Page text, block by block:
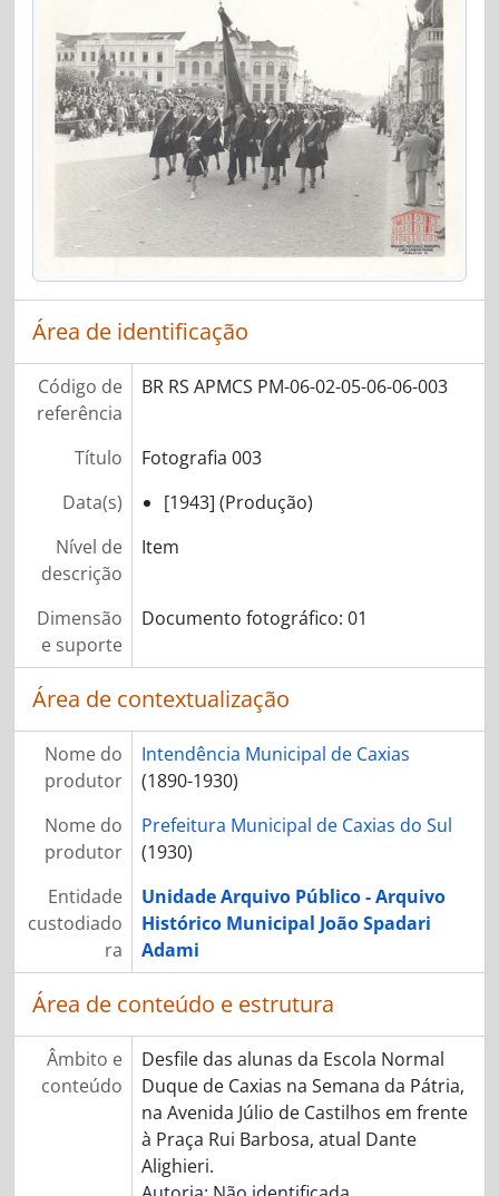
Área de identificação
Código de
referência
BR RS APMCS PM-06-02-05-06-06-003
Título
Fotografia 003
Data(s)
[1943] (Produção)
Nível de
descrição
Item
Dimensão
e suporte
Documento fotográfico: 01
Área de contextualização
Nome do
produtor
Intendência Municipal de Caxias
(1890-1930)
Nome do
produtor
Prefeitura Municipal de Caxias do Sul
(1930)
Entidade
custodiado
ra
Unidade Arquivo Público - Arquivo
Histórico Municipal João Spadari
Adami
Área de conteúdo e estrutura
Âmbito e
conteúdo
Desfile das alunas da Escola Normal
Duque de Caxias na Semana da Pátria,
na Avenida Júlio de Castilhos em frente
à Praça Rui Barbosa, atual Dante
Alighieri.